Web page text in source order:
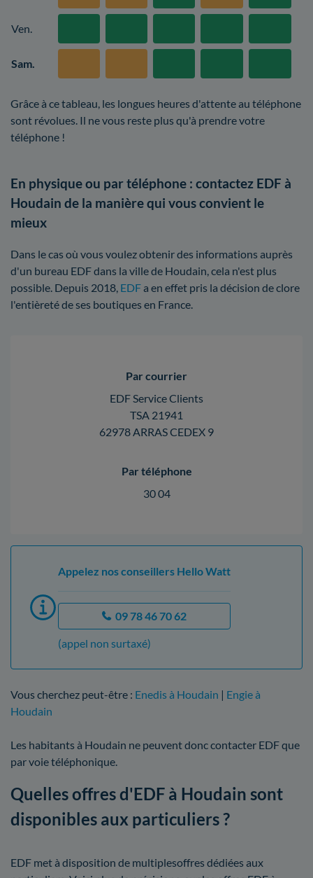
Ven.
Sam.
Grâce à ce tableau, les longues heures d'attente au téléphone
sont révolues. Il ne vous reste plus qu'à prendre votre
téléphone !
En physique ou par téléphone : contactez EDF à
Houdain de la manière qui vous convient le
mieux
Dans le cas où vous voulez obtenir des informations auprès
d'un bureau EDF dans la ville de Houdain, cela n'est plus
possible. Depuis 2018, EDFa en effet pris la décision de clore
l'entièreté de ses boutiques en France.
Par courrier
EDF Service Clients
TSA 21941
62978 ARRAS CEDEX 9
Par téléphone
30 04
Appelez nos conseillers Hello Watt
09 78 46 70 62
(appel non surtaxé)
Vous cherchez peut-être : Enedis à Houdain | Engie à
Houdain
Les habitants à Houdain ne peuvent donc contacter EDF que
par voie téléphonique.
Quelles offres d'EDF à Houdain sont
disponibles aux particuliers ?
EDF met à disposition de multiplesoffres dédiées aux